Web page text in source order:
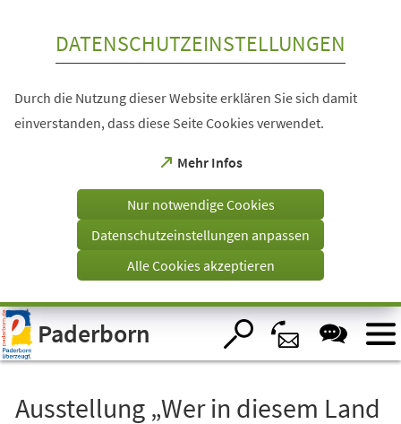
Visuelle
Assistenzsoftware
öffnen.
DATENSCHUTZEINSTELLUNGEN
Durch die Nutzung dieser Website erklären Sie sich damit
einverstanden, dass diese Seite Cookies verwendet.
Mehr Infos
(Öffnet
einem
Tab)
Nur notwendige Cookies
Datenschutzeinstellungen anpassen
Alle Cookies akzeptieren
Paderborn
Ausstellung „Wer in diesem Land